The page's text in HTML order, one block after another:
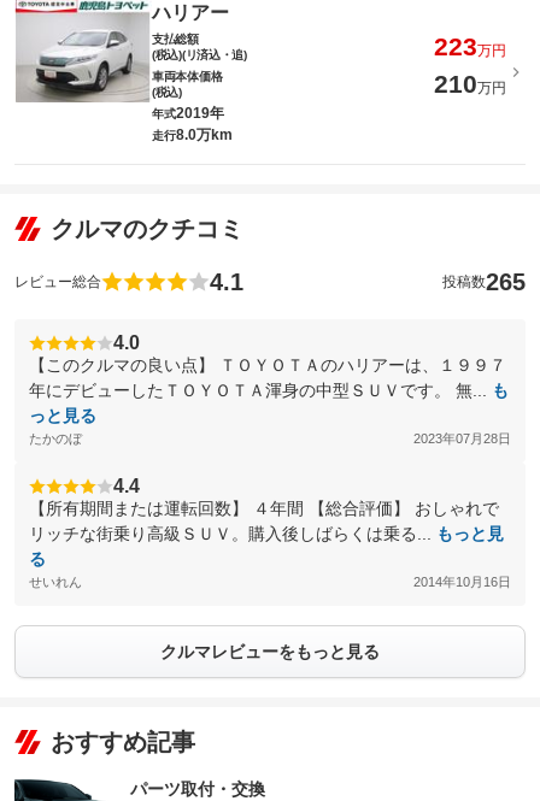
ハリアー
支払総額
(税込)(リ済込・追)
223万円
車両本体価格
(税込)
210万円
年式2019年
走行8.0万km
クルマのクチコミ
レビュー総合 4.1 投稿数265
4.0
【このクルマの良い点】 ＴＯＹＯＴＡのハリアーは、１９９７
年にデビューしたＴＯＹＯＴＡ渾身の中型ＳＵＶです。 無...
も
っと見る
たかのぼ 2023年07月28日
4.4
【所有期間または運転回数】 ４年間 【総合評価】 おしゃれで
リッチな街乗り高級ＳＵＶ。購入後しばらくは乗る...
もっと見
る
せいれん 2014年10月16日
クルマレビューをもっと見る
おすすめ記事
パーツ取付・交換